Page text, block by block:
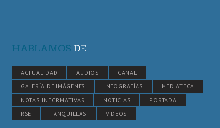
HABLAMOS DE
ACTUALIDAD AUDIOS
CANAL
GALERÍA DE IMÁGENES
INFOGRAFÍAS
MEDIATECA
NOTAS INFORMATIVAS
NOTICIAS
PORTADA
RSE
TANQUILLAS VÍDEOS